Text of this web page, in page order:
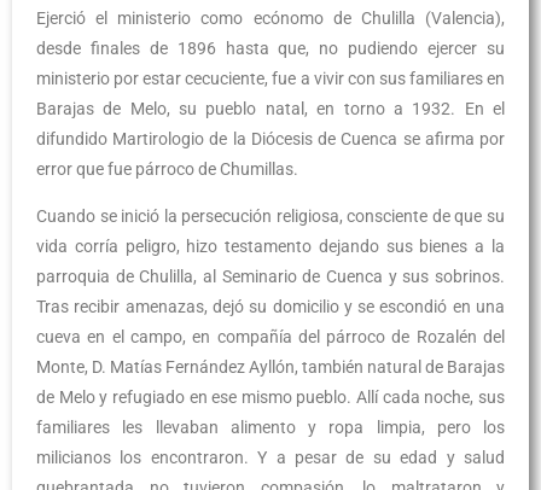
Ejerció el ministerio como ecónomo de Chulilla (Valencia),
desde finales de 1896 hasta que, no pudiendo ejercer su
ministerio por estar cecuciente, fue a vivir con sus familiares en
Barajas de Melo, su pueblo natal, en torno a 1932. En el
difundido Martirologio de la Diócesis de Cuenca se afirma por
error que fue párroco de Chumillas.
Cuando se inició la persecución religiosa, consciente de que su
vida corría peligro, hizo testamento dejando sus bienes a la
parroquia de Chulilla, al Seminario de Cuenca y sus sobrinos.
Tras recibir amenazas, dejó su domicilio y se escondió en una
cueva en el campo, en compañía del párroco de Rozalén del
Monte, D. Matías Fernández Ayllón, también natural de Barajas
de Melo y refugiado en ese mismo pueblo. Allí cada noche, sus
familiares les llevaban alimento y ropa limpia, pero los
milicianos los encontraron. Y a pesar de su edad y salud